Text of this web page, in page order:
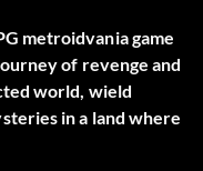
metroidvania game
of revenge and
world, wield
in a land where